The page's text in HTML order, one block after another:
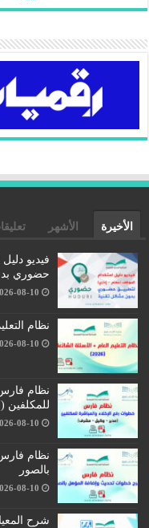
الأخيرة الأشهر
فيديو
حضوري
08-10
نظام
08-10
نظام
08-10
نظام
بالصور
08-10
شرح